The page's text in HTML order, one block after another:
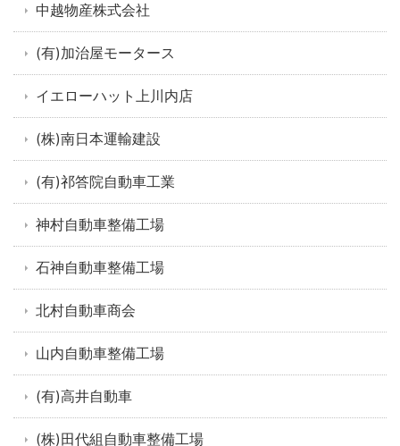
中越物産株式会社
(有)加治屋モータース
イエローハット上川内店
(株)南日本運輸建設
(有)祁答院自動車工業
神村自動車整備工場
石神自動車整備工場
北村自動車商会
山内自動車整備工場
(有)高井自動車
(株)田代組自動車整備工場